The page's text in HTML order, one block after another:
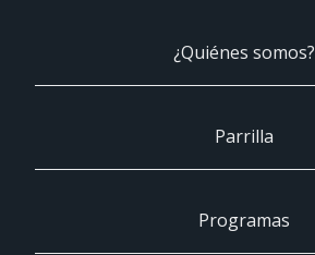
¿Quiénes somos?
Parrilla
Programas